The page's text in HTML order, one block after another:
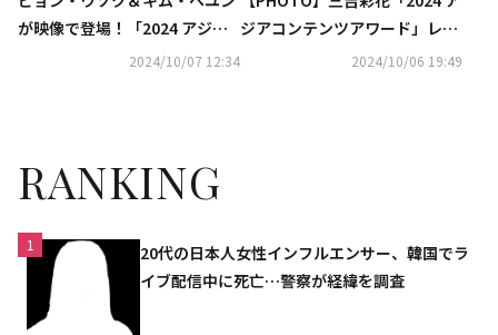
が映像で登場！「2024 アジア
コンテンツアワード」日本から
2024/10/07 12:34
ジアコンテンツアワード」レッ
ドカーペットに登場2024/10/06 19:49
RANKING
1
20代の日本人女性インフルエンサー、韓国でラ
イブ配信中に死亡…警察が経緯を調査